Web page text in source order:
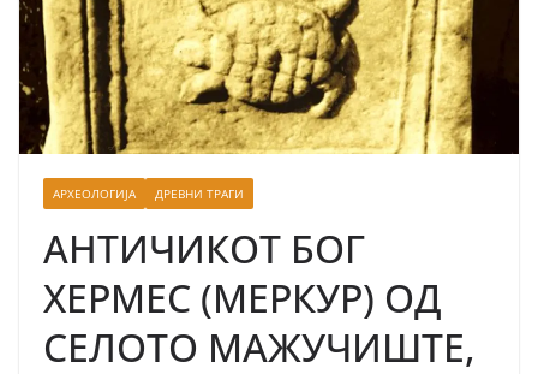
АРХЕОЛОГИЈА ДРЕВНИ ТРАГИ
АНТИЧИКОТ БОГ
ХЕРМЕС (МЕРКУР) ОД
СЕЛОТО МАЖУЧИШТЕ,